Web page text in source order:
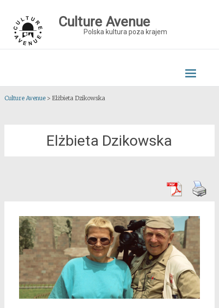
content
Culture Avenue
Polska kultura poza krajem
Culture Avenue> Elżbieta Dzikowska
Elżbieta Dzikowska